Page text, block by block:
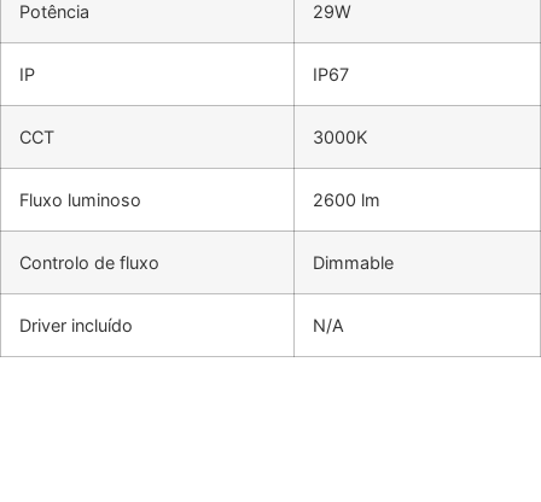
Potência 29W
IP IP67
CCT 3000K
Fluxo luminoso 2600 lm
Controlo de fluxo Dimmable
Driver incluído N/A